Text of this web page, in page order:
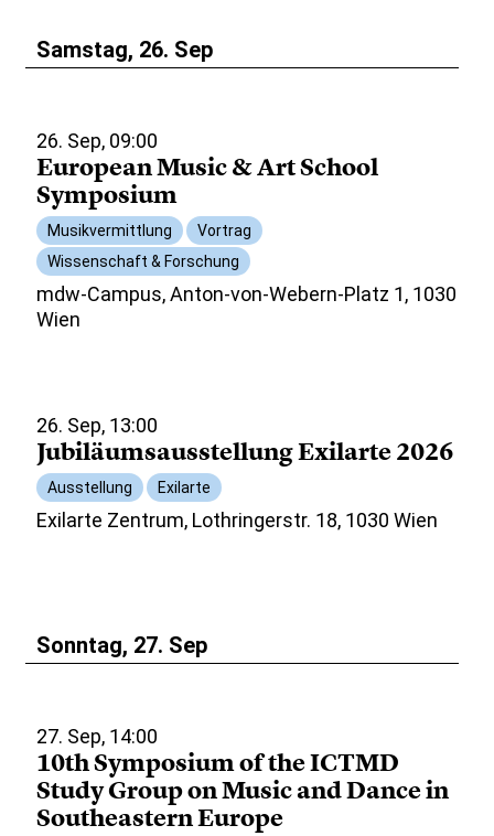
Samstag, 26. Sep
26. Sep, 09:00
European Music & Art School
Symposium
Musikvermittlung
Vortrag
Wissenschaft & Forschung
mdw-Campus, Anton-von-Webern-Platz 1, 1030
Wien
26. Sep, 13:00
Jubiläumsausstellung Exilarte 2026
Ausstellung Exilarte
Exilarte Zentrum, Lothringerstr. 18, 1030 Wien
Sonntag, 27. Sep
27. Sep, 14:00
10th Symposium of the ICTMD
Study Group on Music and Dance in
Southeastern Europe